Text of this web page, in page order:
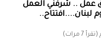
عمل .. شرفني العمل